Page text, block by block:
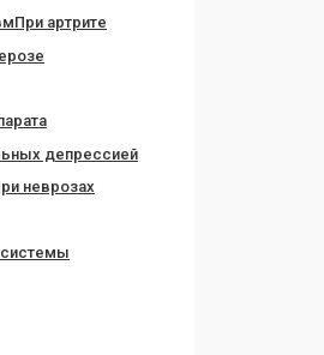
При артрите
депрессией
неврозах
системы